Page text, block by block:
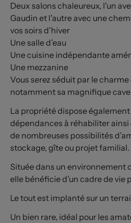
Deux salons chaleureux, l'un
Gaudin et l'autre avec une
vos soirs d'hiver
Une salle d’eau
Une cuisine indépendante
Une mezzanine
Vous serez séduit par le charme
notamment sa magnifique cave
La propriété dispose
dépendances à réhabiliter ainsi
de nombreuses possibilités
stockage, gîte ou projet familial.
Située dans un environnement
elle bénéficie d’un cadre de vie
Le tout est implanté sur un
Un bien rare, idéal pour les